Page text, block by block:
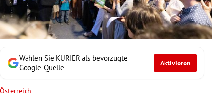
Untermenü
Untermenü
Wählen Sie KURIER als bevorzugte
Google-Quelle
Aktivieren
Österreich